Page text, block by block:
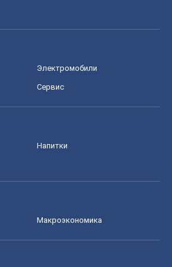
Электромобили
Сервис
Напитки
Mакроэкономика